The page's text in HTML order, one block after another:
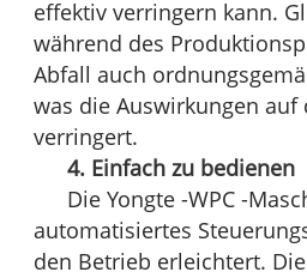
effektiv verringern kann.
während des
Abfall auch
was die Auswirkungen auf
verringert.
4. Einfach zu bedienen
Die Yongte -WPC -
automatisiertes
den Betrieb erleichtert.